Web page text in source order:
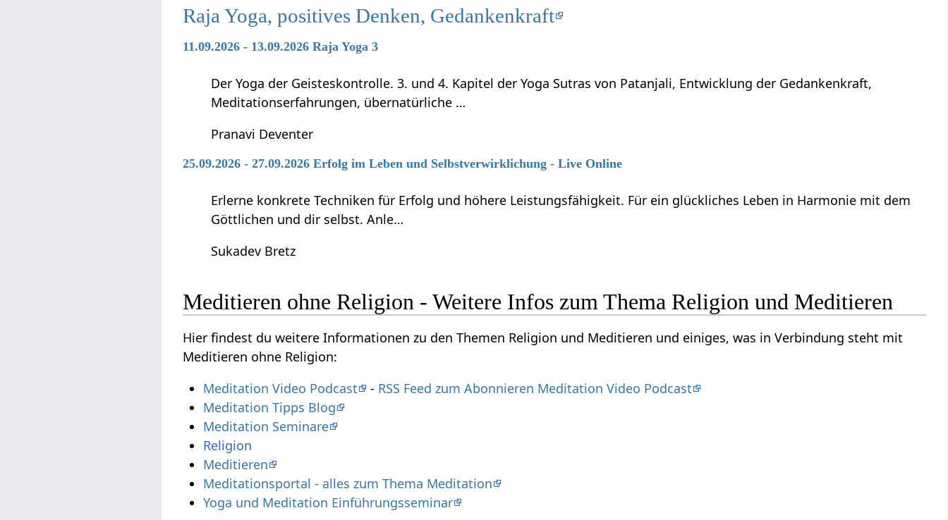
Raja Yoga, positives Denken, Gedankenkraft
11.09.2026 - 13.09.2026 Raja Yoga 3
Der Yoga der Geisteskontrolle. 3. und 4. Kapitel der Yoga Sutras von Patanjali, Entwicklung der Gedankenkraft,
Meditationserfahrungen, übernatürliche …
Pranavi Deventer
25.09.2026 - 27.09.2026 Erfolg im Leben und Selbstverwirklichung - Live Online
Erlerne konkrete Techniken für Erfolg und höhere Leistungsfähigkeit. Für ein glückliches Leben in Harmonie mit dem
Göttlichen und dir selbst. Anle…
Sukadev Bretz
Meditieren ohne Religion - Weitere Infos zum Thema Religion und Meditieren
Hier findest du weitere Informationen zu den Themen Religion und Meditieren und einiges, was in Verbindung steht mit
Meditieren ohne Religion:
Meditation Video Podcast
- RSS Feed zum Abonnieren Meditation Video Podcast
Meditation Tipps Blog
Meditation Seminare
Religion
Meditieren
Meditationsportal - alles zum Thema Meditation
Yoga und Meditation Einführungsseminar